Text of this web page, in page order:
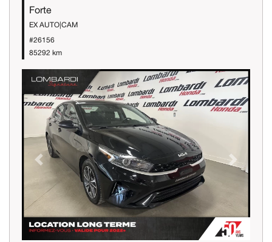
Forte
EX AUTO|CAM
#26156
85292 km
Previous Next